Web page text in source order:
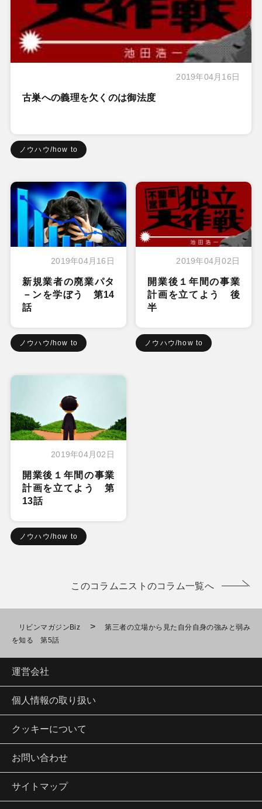
2019年04月16日
古巣への義理を欠くのは御法度
ノウハウ/how to
2019年04月16日
新規業者の廃業パタ
－ンを学ぼう 第14
話
ノウハウ/how to
2019年04月02日
開業後１年間の事業
計画を立てよう 後
半
ノウハウ/how to
2019年04月02日
開業後１年間の事業
計画を立てよう 第
13話
ノウハウ/how to
このコラムニストのコラム一覧へ
リビンマガジンBiz >
第三者の立場から見た自分自身の強みと弱み
を知る 第5話
運営会社
個人情報の取り扱い
クッキーについて
お問い合わせ
サイトマップ